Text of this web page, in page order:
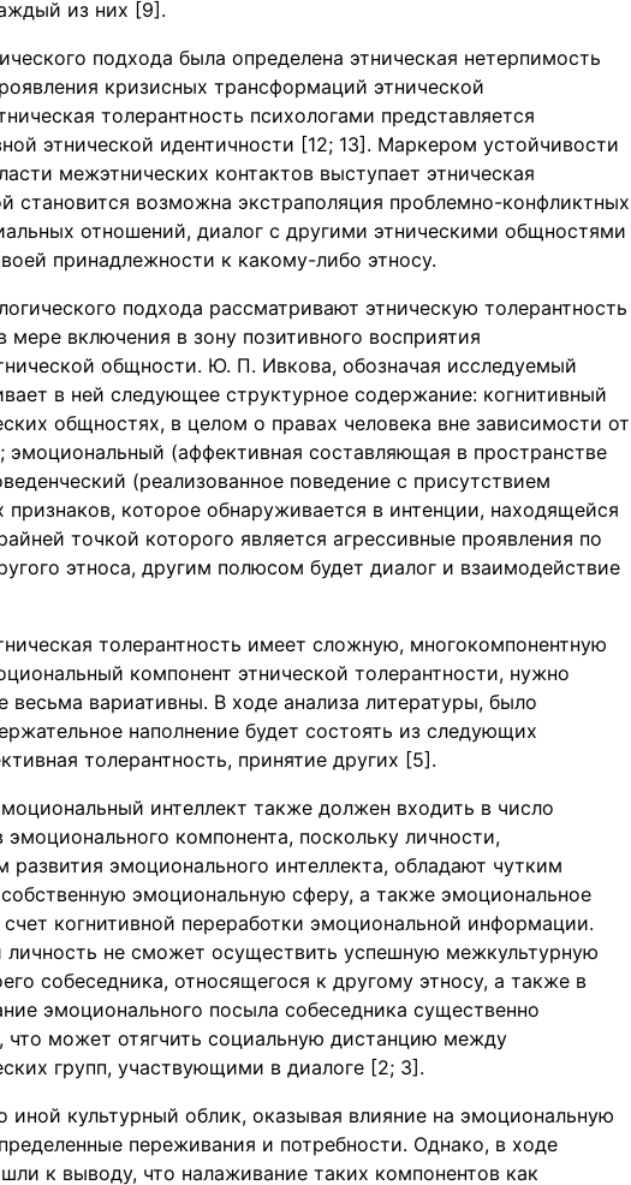
из них [9].
подхода была определена этническая нетерпимость
кризисных трансформаций этнической
толерантность психологами представляется
этнической идентичности [12; 13]. Маркером устойчивости
межэтнических контактов выступает этническая
становится возможна экстраполяция проблемно-конфликтных
отношений, диалог с другими этническими общностями
принадлежности к какому-либо этносу.
подхода рассматривают этническую толерантность
включения в зону позитивного восприятия
общности. Ю. П. Ивкова, обозначая исследуемый
в ней следующее структурное содержание: когнитивный
общностях, в целом о правах человека вне зависимости от
эмоциональный (аффективная составляющая в пространстве
(реализованное поведение с присутствием
которое обнаруживается в интенции, находящейся
точкой которого является агрессивные проявления по
этноса, другим полюсом будет диалог и взаимодействие
толерантность имеет сложную, многокомпонентную
компонент этнической толерантности, нужно
весьма вариативны. В ходе анализа литературы, было
наполнение будет состоять из следующих
толерантность, принятие других [5].
интеллект также должен входить в число
компонента, поскольку личности,
эмоционального интеллекта, обладают чутким
эмоциональную сферу, а также эмоциональное
когнитивной переработки эмоциональной информации.
не сможет осуществить успешную межкультурную
собеседника, относящегося к другому этносу, а также в
эмоционального посыла собеседника существенно
может отягчить социальную дистанцию между
групп, участвующими в диалоге [2; 3].
иной культурный облик, оказывая влияние на эмоциональную
переживания и потребности. Однако, в ходе
к выводу, что налаживание таких компонентов как